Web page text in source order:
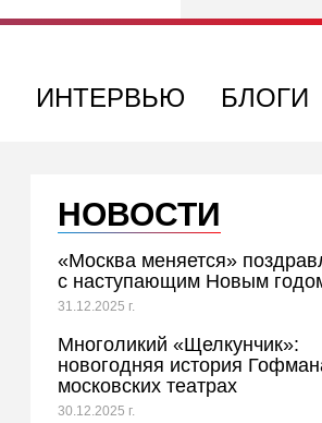
ИНТЕРВЬЮ БЛОГИ
НОВОСТИ
«Москва меняется»
с наступающим Новым
31.12.2025 г.
Многоликий «Щелкунчик»:
новогодняя история
московских театрах
30.12.2025 г.